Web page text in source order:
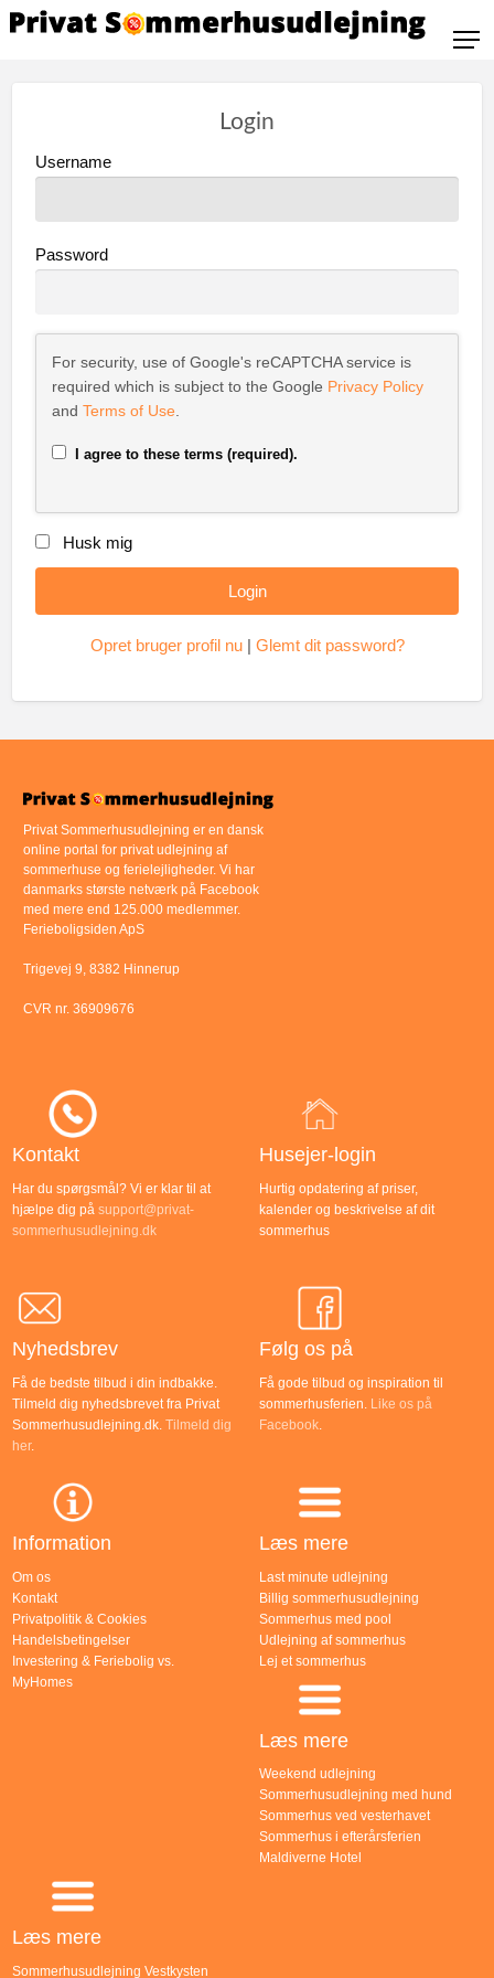
Login
Username
Password
For security, use of Google's reCAPTCHA service is
required which is subject to the Google Privacy Policy
and Terms of Use.
I agree to these terms (required).
Husk mig
Opret bruger profil nu| Glemt dit password?
Privat Sommerhusudlejning er en dansk
online portal for privat udlejning af
sommerhuse og ferielejligheder. Vi har
danmarks største netværk på Facebook
med mere end 125.000 medlemmer.
Ferieboligsiden ApS
Trigevej 9, 8382 Hinnerup
CVR nr. 36909676
Kontakt
Har du spørgsmål? Vi er klar til at
hjælpe dig på support@privat-
sommerhusudlejning.dk
Husejer-login
Hurtig opdatering af priser,
kalender og beskrivelse af dit
sommerhus
Nyhedsbrev
Få de bedste tilbud i din indbakke.
Tilmeld dig nyhedsbrevet fra Privat
Sommerhusudlejning.dk.Tilmeld dig
her.
Følg os på
Få gode tilbud og inspiration til
sommerhusferien. Like os på
Facebook.
Information
Om os
Kontakt
Privatpolitik & Cookies
Handelsbetingelser
Investering & Feriebolig vs.
MyHomes
Læs mere
Last minute udlejning
Billig sommerhusudlejning
Sommerhus med pool
Udlejning af sommerhus
Lej et sommerhus
Læs mere
Weekend udlejning
Sommerhusudlejning med hund
Sommerhus ved vesterhavet
Sommerhus i efterårsferien
Maldiverne Hotel
Læs mere
Sommerhusudlejning Vestkysten